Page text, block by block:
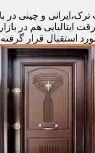
و چینی در
ایتالیایی هم در
استقبال قرار